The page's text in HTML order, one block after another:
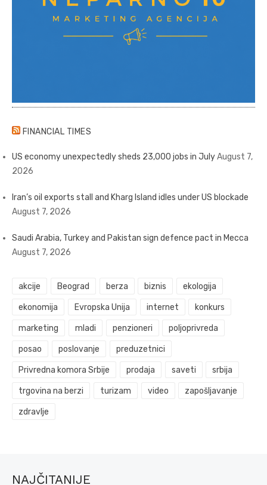
FINANCIAL TIMES
US economy unexpectedly sheds 23,000 jobs in JulyAugust 7,
2026
Iran’s oil exports stall and Kharg Island idles under US blockade
August 7, 2026
Saudi Arabia, Turkey and Pakistan sign defence pact in Mecca
August 7, 2026
akcije Beograd berza biznis ekologija
ekonomija Evropska Unija internet konkurs
marketing mladi penzioneri poljoprivreda
posao poslovanje preduzetnici
Privredna komora Srbije prodaja saveti srbija
trgovina na berzi turizam video zapošljavanje
zdravlje
NAJČITANIJE